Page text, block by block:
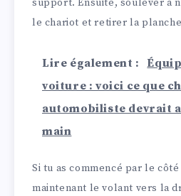
support. Ensuite, soulever à
le chariot et retirer la
Lire également :
voiture : voici ce que
automobiliste devrait
main
Si tu as commencé par le
maintenant le volant vers la